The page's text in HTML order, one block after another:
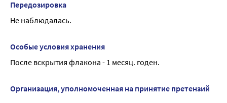
миристоиламино-пропиламмоний обладает вы-сокой
действует на мембраны клеток человека, что связано с
клет-ками. Под действием препарата снижается
пропиламмоний обладает противовоспалительным и
Передозировка
Не наблюдалась.
Особые условия хранения
После вскрытия флакона - 1 месяц. годен.
Организация, уполномоченная на принятие претензий